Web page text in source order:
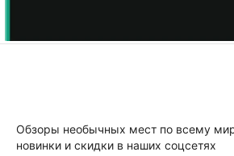
Обзоры необычных мест по всему
новинки и скидки в наших соцсетях